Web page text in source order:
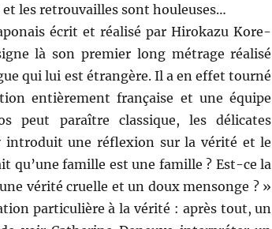
les retrouvailles sont houleuses…
écrit et réalisé par Hirokazu Kore-
là son premier long métrage réalisé
qui lui est étrangère. Il a en effet tourné
entièrement française et une équipe
peut paraître classique, les délicates
une réflexion sur la vérité et le
qu’une famille est une famille ? Est-ce la
vérité cruelle et un doux mensonge ? »
particulière à la vérité : après tout, un